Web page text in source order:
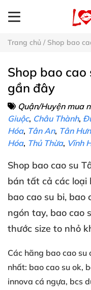
Trang chủ / Shop bao
Shop bao cao
gần đây
Quận/Huyện mua
Giuộc, Châu Thành,
Hóa, Tân An, Tân
Hóa, Thủ Thừa, Vĩnh
Shop bao cao su
bán tất cả các loại
bao cao su bi, bao
ngón tay, bao cao
thước size to nhỏ
Các hãng bao cao su
nhất: bao cao su ok,
innova cá ngựa, bcs